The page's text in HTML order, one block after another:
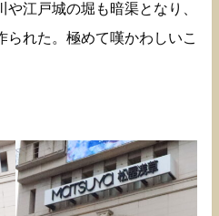
江戸城の堀も暗渠となり、
れた。極めて嘆かわしいこ